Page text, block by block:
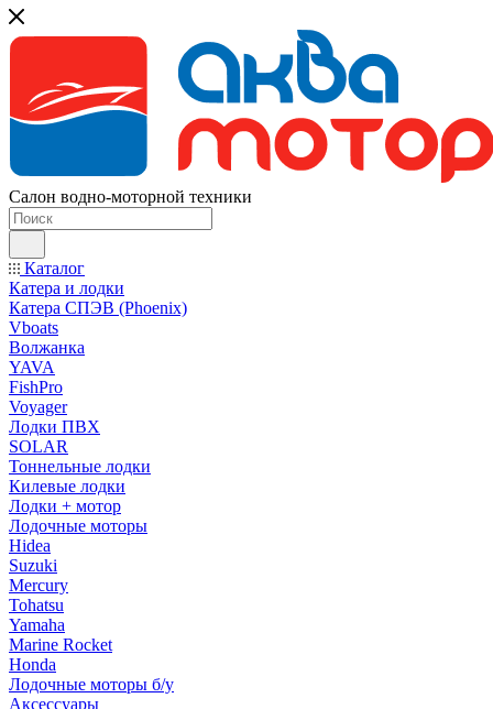
Салон водно-моторной техники
Каталог
Катера и лодки
Катера СПЭВ (Phoenix)
Vboats
Волжанка
YAVA
FishPro
Voyager
Лодки ПВХ
SOLAR
Тоннельные лодки
Килевые лодки
Лодки + мотор
Лодочные моторы
Hidea
Suzuki
Mercury
Tohatsu
Yamaha
Marine Rocket
Honda
Лодочные моторы б/у
Аксессуары